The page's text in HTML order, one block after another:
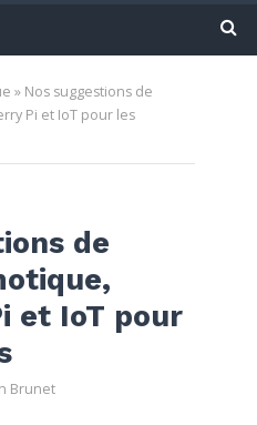
» Nos suggestions de
Pi et IoT pour les
de
et IoT pour
Brunet